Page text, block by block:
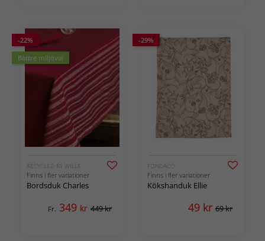
-22%
Bättre miljöval
RECYCLED BY WILLE
Finns i fler variationer
Bordsduk Charles
Fr. 349 kr 449 kr
-29%
FONDACO
Finns i fler variationer
Kökshanduk Ellie
49 kr 69 kr